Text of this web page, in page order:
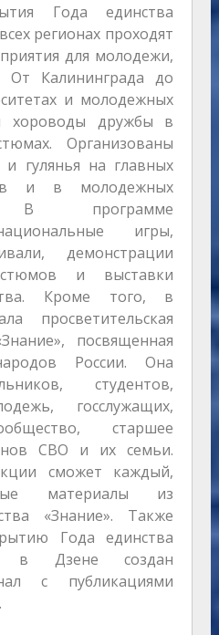
Года единства
регионах проходят
для молодежи,
От Калининграда до
и молодежных
хороводы дружбы в
Организованы
гулянья на главных
и в молодежных
В программе
игры,
демонстрации
и выставки
Кроме того, в
просветительская
посвященная
России. Она
студентов,
госслужащих,
старшее
СВО и их семьи.
сможет каждый,
материалы из
«Знание». Также
Года единства
в Дзене создан
с публикациями